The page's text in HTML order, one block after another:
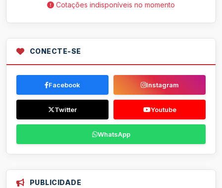
Cotações indisponíveis no momento
CONECTE-SE
Facebook Instagram
Twitter Youtube
WhatsApp
PUBLICIDADE